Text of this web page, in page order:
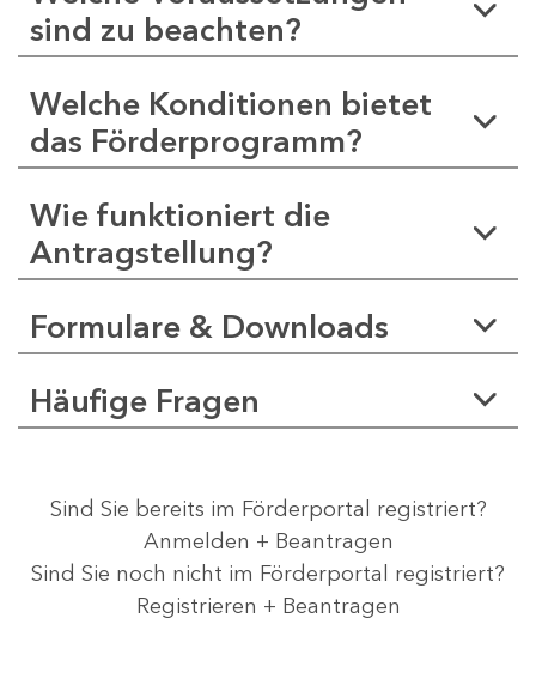
sind zu beachten?
Welche Konditionen bietet
das Förderprogramm?
Wie funktioniert die
Antragstellung?
Formulare & Downloads
Häufige Fragen
Sind Sie bereits im Förderportal registriert?
Anmelden + Beantragen
Sind Sie noch nicht im Förderportal registriert?
Registrieren + Beantragen